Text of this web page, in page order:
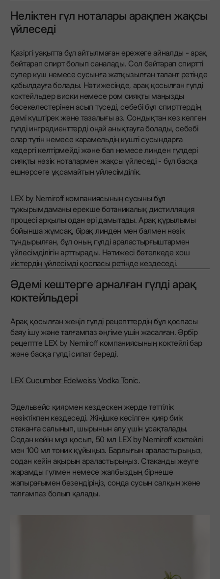
Неліктен гүл ноталары арақпен жақсы
үйлеседі
Қазіргі уақытта бұл айтылмаған ережеге айналды - арақ
бейтарап спирт болып саналады. Сол бейтарап спиртті
супер күш немесе сусынға жатқызылған талант ретінде
қабылдауға болады. Нәтижесінде, арақ қосылған гүлді
коктейльдер виски немесе ром сияқты маңызды
бәсекелестерінен асып түседі, себебі бұл спирттердің
дәмі күштірек және тазалығы аз. Сондықтан кез келген
гүлді ингредиенттерді оңай анықтауға болады, себебі
олар түтін немесе карамельдің күшті сусындарға
кедергі келтірмейді және бал немесе линден гүлдері
сияқты нәзік ноталармен жақсы үйлеседі - бұл басқа
ешнәрсеге ұқсамайтын үйлесімділік.
LEX by Nemiroff компаниясының сусыны бұл
тұжырымдаманы ерекше ботаникалық дистилляция
процесі арқылы одан әрі дамытады. Арақ құрылымы
бойынша жұмсақ, бірақ линден мен балмен нәзік
тұндырылған, бұл оның гүлді араластырғыштармен
үйлесімділігін арттырады. Нәтижесі бөтелкеде хош
иістердің үйлесімді қоспасы ретінде кездеседі.
Әдемі кештерге арналған гүлді арақ
коктейльдері
Арақ қосылған жеңіл гүлді рецепттердің бұл қоспасы
баяу ішу және талғампаз әңгіме үшін жасалған. Әрбір
рецептте LEX by Nemiroff компаниясының коктейлі бар
және басқа гүлді сипат береді.
LEX Cucumber Edelweiss Vodka Tonic.
Эдельвейс қиярмен кездескен жерде тәттілік
нәзіктікпен кездеседі. Жіңішке кесілген қияр биік
стаканға салынып, шырынын алу үшін ұсақталады.
Содан кейін мұз қосып, 50 мл LEX by Nemiroff коктейлі
мен 100 мл тоник құйыңыз. Барлығын араластырыңыз,
содан кейін ақырын араластырыңыз. Стаканды жеуге
жарамды гүлмен немесе жалбыздың бірнеше
жапырағымен безендіріңіз, сонда сусын салқын және
талғампаз болып қалады.